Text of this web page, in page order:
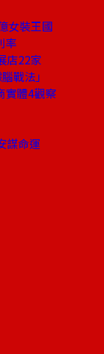
女裝王國
率
店22家
戰法」
實體4觀察
謀命運